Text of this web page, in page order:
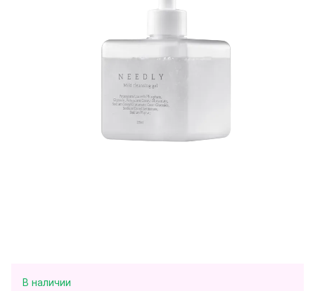
В наличии